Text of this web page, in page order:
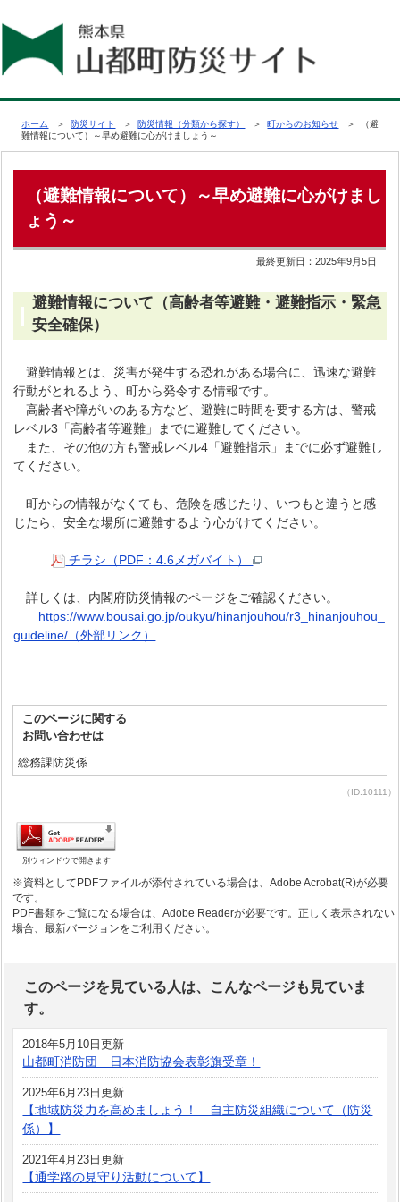
ホーム ＞防災サイト ＞防災情報（分類から探す） ＞町からのお知らせ ＞ （避
難情報について）～早め避難に心がけましょう～
（避難情報について）～早め避難に心がけまし
ょう～
最終更新日：2025年9月5日
避難情報について（高齢者等避難・避難指示・緊急
安全確保）
避難情報とは、災害が発生する恐れがある場合に、迅速な避難
行動がとれるよう、町から発令する情報です。
高齢者や障がいのある方など、避難に時間を要する方は、警戒
レベル3「高齢者等避難」までに避難してください。
また、その他の方も警戒レベル4「避難指示」までに必ず避難し
てください。
町からの情報がなくても、危険を感じたり、いつもと違うと感
じたら、安全な場所に避難するよう心がけてください。
チラシ（PDF：4.6メガバイト）
詳しくは、内閣府防災情報のページをご確認ください。
https://www.bousai.go.jp/oukyu/hinanjouhou/r3_hinanjouhou_
guideline/（外部リンク）
このページに関する
お問い合わせは
総務課防災係
（ID:10111）
別ウィンドウで開きます
※資料としてPDFファイルが添付されている場合は、Adobe Acrobat(R)が必要
です。
PDF書類をご覧になる場合は、Adobe Readerが必要です。正しく表示されない
場合、最新バージョンをご利用ください。
このページを見ている人は、こんなページも見ていま
す。
2018年5月10日更新
山都町消防団 日本消防協会表彰旗受章！
2025年6月23日更新
【地域防災力を高めましょう！ 自主防災組織について（防災
係）】
2021年4月23日更新
【通学路の見守り活動について】